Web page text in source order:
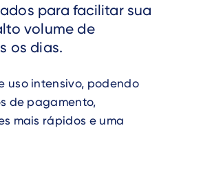
para facilitar sua
volume de
os dias.
uso intensivo, podendo
de pagamento,
mais rápidos e uma